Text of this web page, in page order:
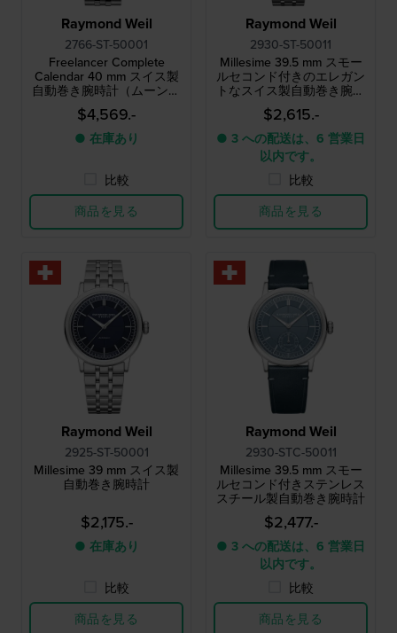
Raymond Weil
2766-ST-50001
Freelancer Complete
Calendar 40 mm スイス製
自動巻き腕時計（ムーンフ
ェイズ・フルデイト機能付
き）
$4,569.-
● 在庫あり
比較
商品を見る
Raymond Weil
2930-ST-50011
Millesime 39.5 mm スモー
ルセコンド付きのエレガン
トなスイス製自動巻き腕時
計
$2,615.-
● 3 への配送は、6 営業日
以内です。
比較
商品を見る
Raymond Weil
2925-ST-50001
Millesime 39 mm スイス製
自動巻き腕時計
$2,175.-
● 在庫あり
比較
商品を見る
Raymond Weil
2930-STC-50011
Millesime 39.5 mm スモー
ルセコンド付きステンレス
スチール製自動巻き腕時計
$2,477.-
● 3 への配送は、6 営業日
以内です。
比較
商品を見る